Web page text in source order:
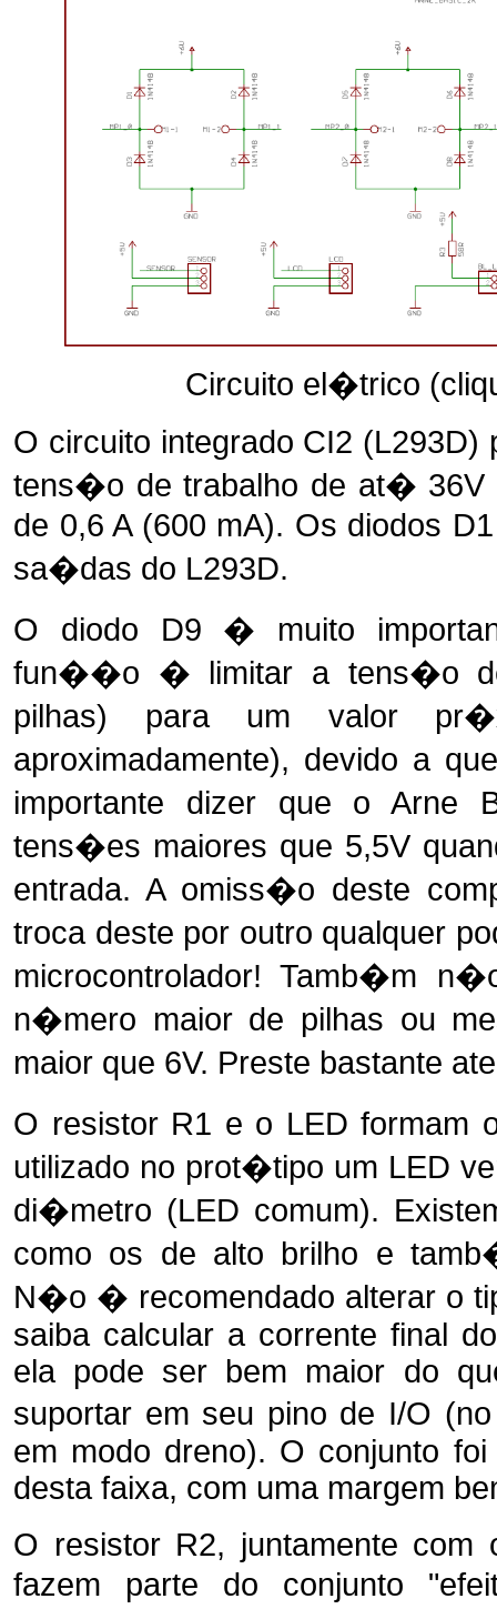
Circuito el�trico
O circuito integrado CI2 (L293D)
tens�o de trabalho de at� 36V
de 0,6 A (600 mA). Os diodos
sa�das do L293D.
O diodo D9 � muito
fun��o � limitar a tens�o
pilhas) para um valor
aproximadamente), devido a
importante dizer que o Arne
tens�es maiores que 5,5V
entrada. A omiss�o deste
troca deste por outro qualquer
microcontrolador! Tamb�m
n�mero maior de pilhas ou
maior que 6V. Preste bastante
O resistor R1 e o LED formam
utilizado no prot�tipo um LED
di�metro (LED comum).
como os de alto brilho e
N�o � recomendado alterar o
saiba calcular a corrente final
ela pode ser bem maior do
suportar em seu pino de I/O
em modo dreno). O conjunto
desta faixa, com uma margem
O resistor R2, juntamente
fazem parte do conjunto